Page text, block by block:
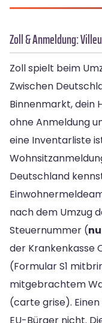
Zoll & Anmeldung:
Zoll spielt beim
Zwischen
Binnenmarkt, dein
ohne Anmeldung
eine Inventarliste
Deutschland
nach dem Umzug
Steuernummer (
der Krankenkasse
(Formular S1
mitgebrachtem
(carte grise).